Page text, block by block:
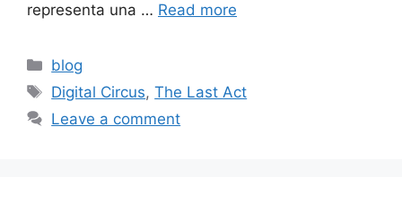
representa una … Read more
Categories
blog
Tags
Digital Circus,The Last Act
Leave a comment